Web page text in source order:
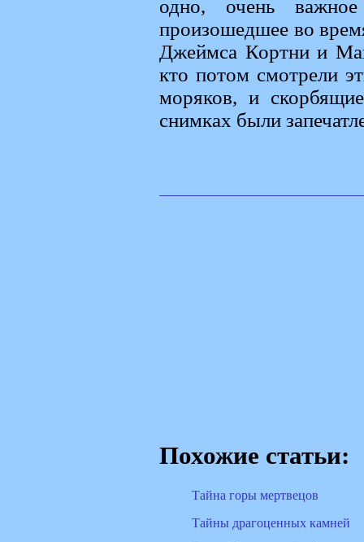
одно, очень важное
произошедшее во
Джеймса Кортни и
кто потом смотрели
моряков, и
снимках были
Похожие статьи:
Тайна горы мертвецов
Тайны драгоценных камней